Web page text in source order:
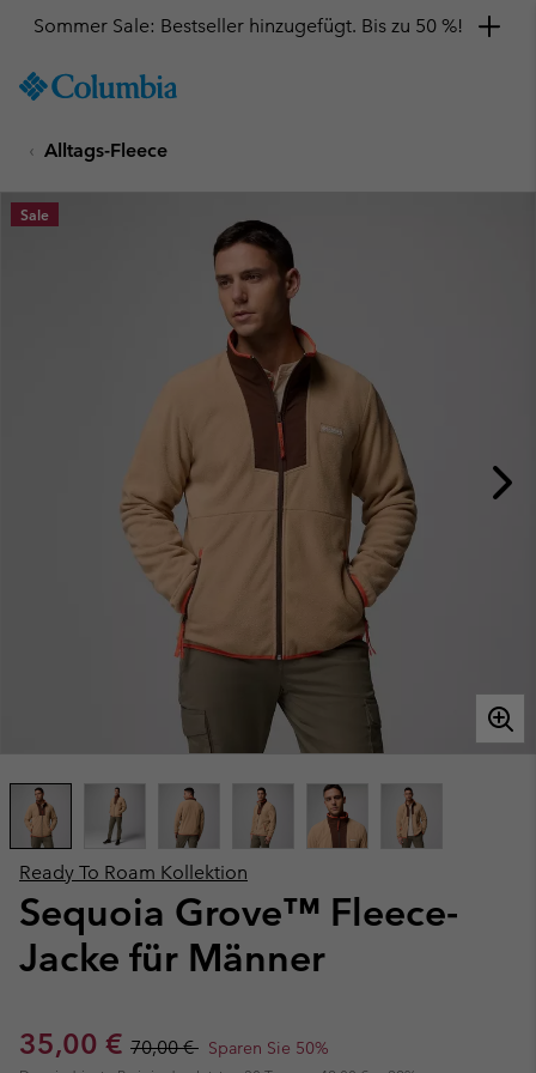
TO
SKIP
MAIN
NAV
Sommer Sale: Bestseller hinzugefügt. Bis zu 50 %!
Alltags-Fleece
Ready To Roam Kollektion
Sequoia Grove™ Fleece-
Jacke für Männer
Sale price:
35,00 € Regular price:
70,00 € Sparen Sie 50%
Sale